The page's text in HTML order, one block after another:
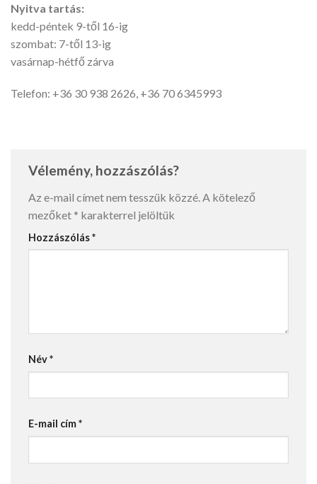
Nyitva tartás:
kedd-péntek 9-től 16-ig
szombat: 7-től 13-ig
vasárnap-hétfő zárva
Telefon: +36 30 938 2626, +36 70 6345993
Vélemény, hozzászólás?
Az e-mail címet nem tesszük közzé. A kötelező
mezőket * karakterrel jelöltük
Hozzászólás*
Név*
E-mail cím*